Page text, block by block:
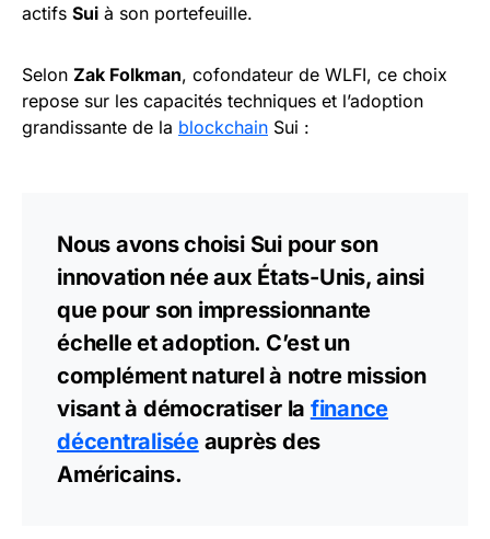
actifs Sui à son portefeuille.
Selon Zak Folkman, cofondateur de WLFI, ce choix
repose sur les capacités techniques et l’adoption
grandissante de la blockchain Sui :
Nous avons choisi Sui pour son
innovation née aux États-Unis, ainsi
que pour son impressionnante
échelle et adoption. C’est un
complément naturel à notre mission
visant à démocratiser la finance
décentraliséeauprès des
Américains.